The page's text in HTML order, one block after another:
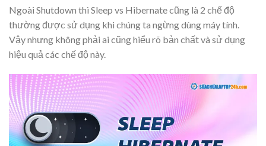
Ngoài Shutdown thì Sleep vs Hibernate cũng là 2 chế độ
thường được sử dụng khi chúng ta ngừng dùng máy tính.
Vậy nhưng không phải ai cũng hiểu rõ bản chất và sử dụng
hiệu quả các chế độ này.